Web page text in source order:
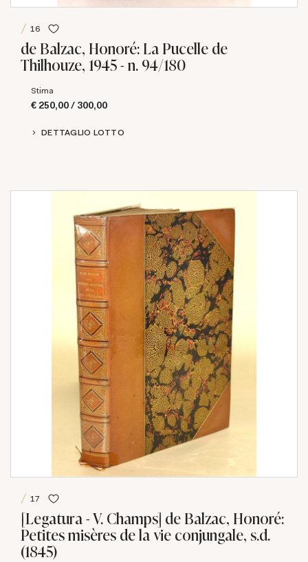
16
de Balzac, Honoré: La Pucelle de
Thilhouze, 1945 - n. 94/180
Stima
€ 250,00 / 300,00
DETTAGLIO LOTTO
17
[Legatura - V. Champs] de Balzac, Honoré:
Petites misères de la vie conjungale, s.d.
(1845)